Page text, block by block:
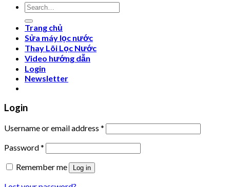
Search
for:
Trang chủ
Sửa máy lọc nước
Thay Lõi Lọc Nước
Video hướng dẫn
Login
Newsletter
Login
Username or email address *
Password*
Remember me
Log in